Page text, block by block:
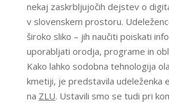
nekaj zaskrbljujočih dejstev o
v slovenskem prostoru.
široko sliko – jih naučiti poiskati
uporabljati orodja, programe in
Kako lahko sodobna tehnologija
kmetiji, je predstavila udeleženka
na ZLU. Ustavili smo se tudi pri